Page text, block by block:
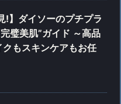
!】ダイソーのプチプラ
璧美肌”ガイド ～高品
もスキンケアもお任